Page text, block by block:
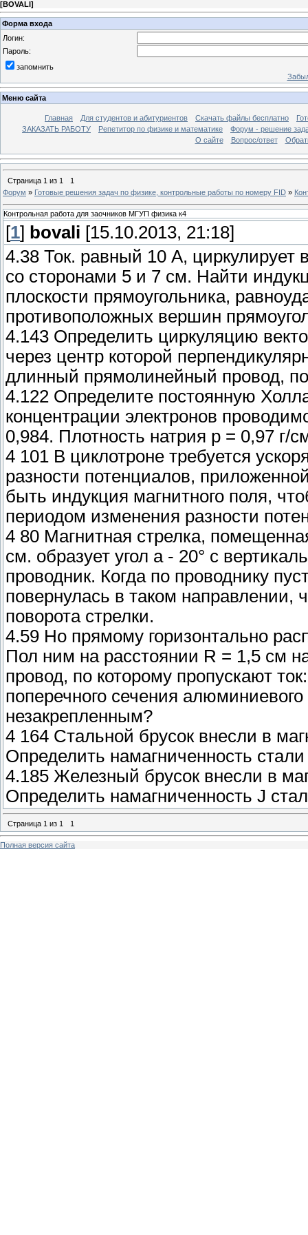
[BOVALI]
Форма входа
Логин:
Пароль:
запомнить
Меню сайта
Главная Для студентов и абитуриентов Скачать файлы бесплатно
ЗАКАЗАТЬ РАБОТУ
Репетитор по физике и математике
Форум - решение
О сайте
Вопрос/ответ
Страница 1 из 1
1
Форум » Готовые решения задач по физике, контрольные работы по номеру FID »
Контрольная работа для заочников МГУП физика к4
[1] bovali [15.10.2013, 21:18]
4.38 Ток. равный 10 А,
со сторонами 5 и 7 см. Найти
плоскости прямоугольника,
противоположных вершин
4.143 Определить циркуляцию
через центр которой
длинный прямолинейный провод, по
4.122 Определите постоянную
концентрации электронов
0,984. Плотность натрия р = 0,97 г/
4 101 В циклотроне требуется
разности потенциалов,
быть индукция магнитного поля,
периодом изменения разности
4 80 Магнитная стрелка,
см. образует угол а - 20° с
проводник. Когда по проводнику
повернулась в таком направлении,
поворота стрелки.
4.59 Но прямому горизонтально
Пол ним на расстоянии R = 1,5 см
провод, по которому пропускают
поперечного сечения
незакрепленным?
4 164 Стальной брусок внесли в
Определить намагниченность стали
4.185 Железный брусок внесли в
Определить намагниченность J
Страница 1 из 1 1
Полная версия сайта